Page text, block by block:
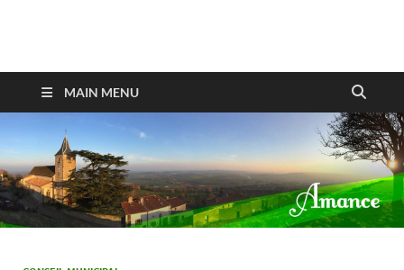
Amance
MAIN MENU